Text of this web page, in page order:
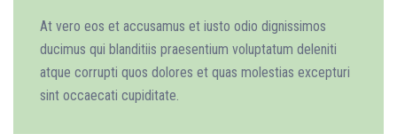
At vero eos et accusamus et iusto odio dignissimos
ducimus qui blanditiis praesentium voluptatum deleniti
atque corrupti quos dolores et quas molestias excepturi
sint occaecati cupiditate.